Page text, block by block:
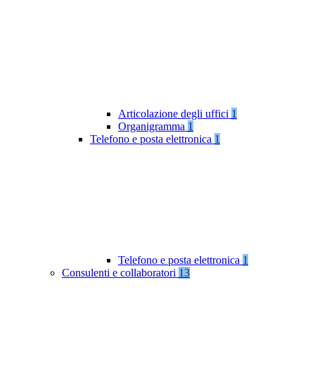
Articolazione degli uffici 1
Organigramma 1
Telefono e posta elettronica 1
Telefono e posta elettronica 1
Consulenti e collaboratori 13